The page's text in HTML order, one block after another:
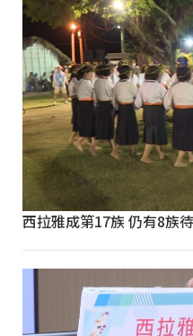
西拉雅成第17族 仍有8族